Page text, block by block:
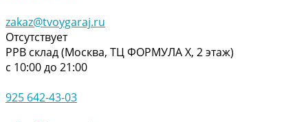
zakaz@tvoygaraj.ru
Отсутствует
РРВ склад (Москва, ТЦ ФОРМУЛА Х, 2 этаж)
с 10:00 до 21:00
925 642-43-03